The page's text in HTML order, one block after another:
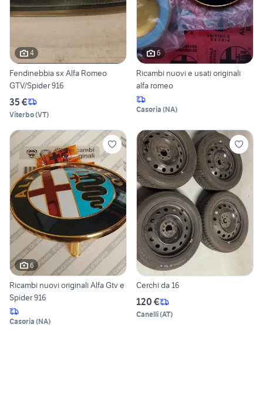
4
Fendinebbia sx Alfa Romeo
GTV/Spider 916
35 €
Viterbo(VT)
6
Ricambi nuovi e usati originali
alfa romeo
Casoria (NA)
6
Ricambi nuovi originali Alfa Gtv e
Spider 916
Casoria (NA)
Cerchi da 16
120 €
Canelli(AT)